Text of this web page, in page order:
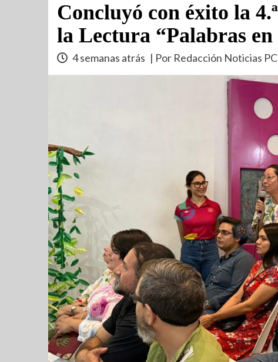
Concluyó con éxito la
la Lectura “Palabras
4 semanas atrás | Por Redacción Noticias PC